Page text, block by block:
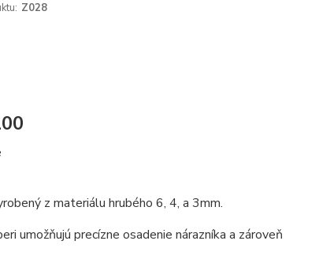
Z028
z materiálu hrubého 6, 4, a 3mm.
umožňujú precízne osadenie nárazníka a zároveň